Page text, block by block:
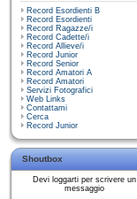
Record Esordienti B
Record Esordienti
Record Ragazze/i
Record Cadette/i
Record Allieve/i
Record Junior
Record Senior
Record Amatori A
Record Amatori
Servizi Fotografici
Web Links
Contattami
Cerca
Record Junior
Shoutbox
Devi loggarti per scrivere un
messaggio